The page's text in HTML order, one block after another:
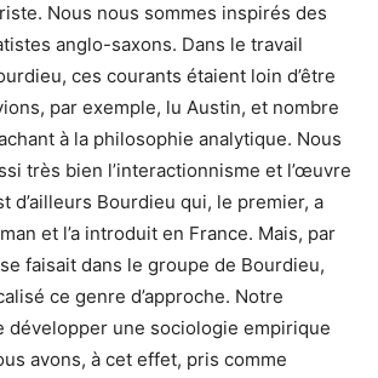
Nous nous sommes inspirés des
anglo-saxons. Dans le travail
ces courants étaient loin d’être
par exemple, lu Austin, et nombre
à la philosophie analytique. Nous
très bien l’interactionnisme et l’œuvre
d’ailleurs Bourdieu qui, le premier, a
et l’a introduit en France. Mais, par
faisait dans le groupe de Bourdieu,
ce genre d’approche. Notre
développer une sociologie empirique
avons, à cet effet, pris comme